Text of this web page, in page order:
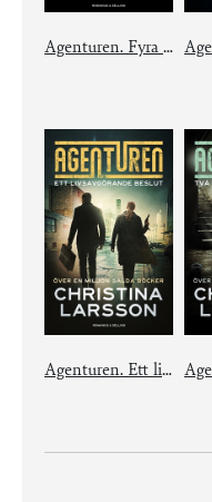
Agenturen. Fyra famnar under marken
Agenturen. Ett livsavgörande beslut